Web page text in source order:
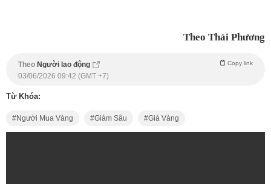
Theo Thái Phương
Theo Người lao động Copy link
03/06/2026 09:42 (GMT +7)
Từ Khóa:
Người Mua Vàng Giảm Sâu Giá Vàng